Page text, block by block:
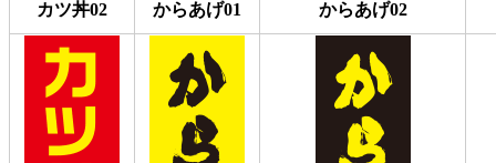
カツ丼02 からあげ01 からあげ02